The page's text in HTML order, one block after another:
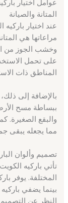
المتانة والصيانة
عند اختيار
مراعاتها هي
وخشب الجوز من
على تحمل
المناطق ذات
بالإضافة إلى
ببساطة مسح
والبقع الصغيرة.
مما يجعله يبقى
تصميم وألوان
تأتي باركيه
المختلفة. يوفر
بينما يضفي
النظر عن